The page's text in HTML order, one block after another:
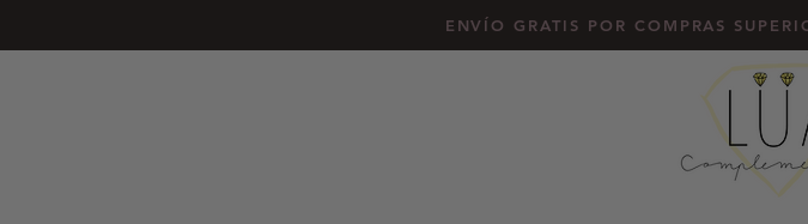
ENVÍO GRATIS POR COMPRAS